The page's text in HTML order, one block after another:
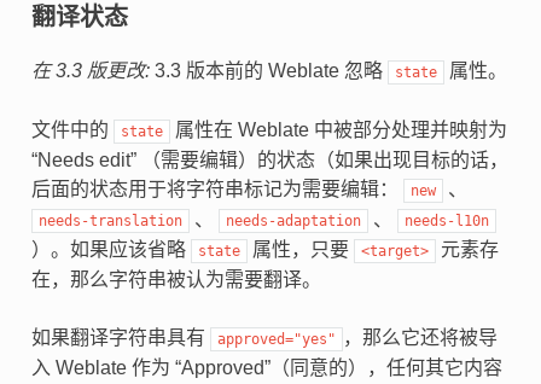
翻译状态
在 3.3 版更改: 3.3 版本前的 Weblate 忽略 state 属性。
文件中的 state
属性在 Weblate 中被部分处理并映射为
“Needs edit” （需要编辑）的状态（如果出现目标的话，
后面的状态用于将字符串标记为需要编辑：
new 、
needs-translation 、 needs-adaptation 、 needs-l10n
）。如果应该省略 state 属性，只要 <target>
元素存
在，那么字符串被认为需要翻译。
如果翻译字符串具有 approved="yes"
，那么它还将被导
入 Weblate 作为 “Approved”（同意的），任何其它内容